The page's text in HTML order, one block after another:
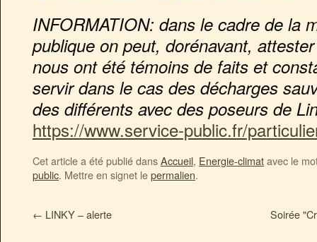
INFORMATION: dans le cadre de la
publique on peut, dorénavant,
nous ont été témoins de faits et
servir dans le cas des décharges
des différents avec des poseurs de
https://www.service-public.fr/
Cet article a été publié dansAccueil, Energie-climatavec le
public. Mettre en signet lepermalien.
← LINKY – alerte Soirée